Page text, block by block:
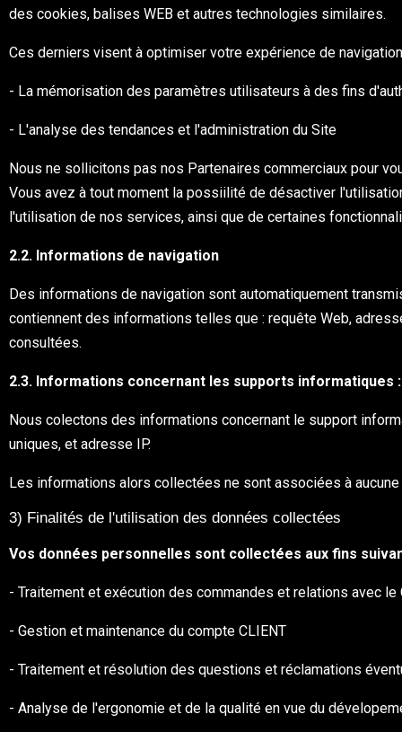
des cookies, balises WEB et autres technologies similaires.
Ces derniers visent à optimiser votre expérience de
- La mémorisation des paramètres utilisateurs à des fins
- L'analyse des tendances et l'administration du Site
Nous ne sollicitons pas nos Partenaires commerciaux pour
Vous avez à tout moment la possiilité de désactiver
l'utilisation de nos services, ainsi que de certaines
2.2. Informations de navigation
Des informations de navigation sont automatiquement
contiennent des informations telles que : requête Web,
consultées.
2.3. Informations concernant les supports informatiques :
Nous colectons des informations concernant le support
uniques, et adresse IP.
Les informations alors collectées ne sont associées à
3) Finalités de l'utilisation des données collectées
Vos données personnelles sont collectées aux fins
- Traitement et exécution des commandes et relations avec le
- Gestion et maintenance du compte CLIENT
- Traitement et résolution des questions et réclamations
- Analyse de l'ergonomie et de la qualité en vue du